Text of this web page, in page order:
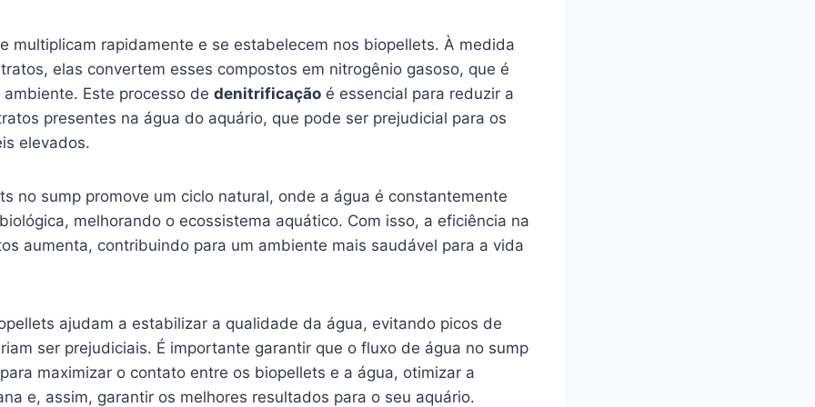
multiplicam rapidamente e se estabelecem nos biopellets. À medida
elas convertem esses compostos em nitrogênio gasoso, que é
Este processo de denitrificação é essencial para reduzir a
presentes na água do aquário, que pode ser prejudicial para os
elevados.
no sump promove um ciclo natural, onde a água é constantemente
melhorando o ecossistema aquático. Com isso, a eficiência na
aumenta, contribuindo para um ambiente mais saudável para a vida
ajudam a estabilizar a qualidade da água, evitando picos de
ser prejudiciais. É importante garantir que o fluxo de água no sump
maximizar o contato entre os biopellets e a água, otimizar a
e, assim, garantir os melhores resultados para o seu aquário.